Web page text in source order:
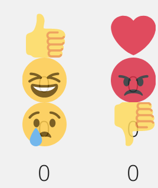
Палец
вверх!
0
Лайк!
0
Дикий
смех!
0
Агрессия!
0
Грусть :(
0
Палец
вниз!
0